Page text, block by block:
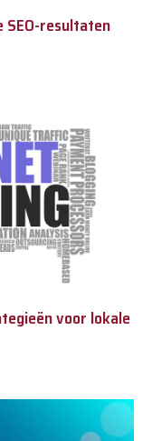
resultaten
voor lokale